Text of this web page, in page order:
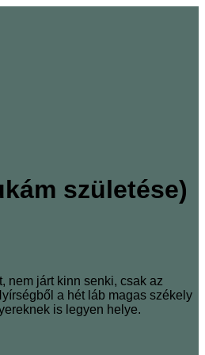
születése)
nem járt kinn senki, csak az
a hét láb magas székely
is legyen helye.